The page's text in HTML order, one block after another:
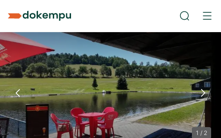
1 / 2